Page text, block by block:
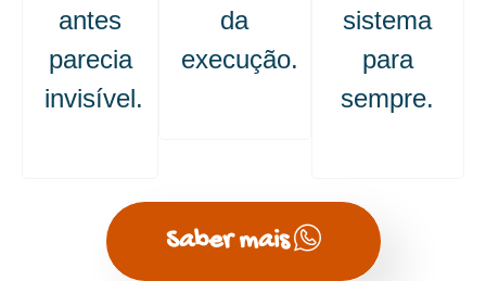
antes
parecia
invisível.
da
execução.
sistema
para
sempre.
Saber mais